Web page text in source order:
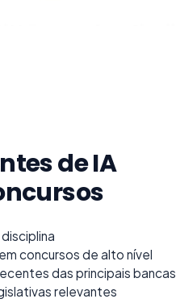
de IA
concursos de alto nível
das principais bancas
relevantes